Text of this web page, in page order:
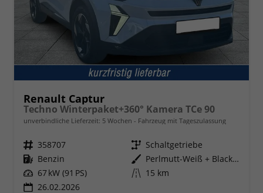
Renault Captur
Techno Winterpaket+360° Kamera TCe 90
unverbindliche Lieferzeit: 5 Wochen Fahrzeug mit Tageszulassung
Fahrzeugnr. 358707 Getriebe Schaltgetriebe
Kraftstoff Benzin Außenfarbe
Perlmutt-Weiß + Black-Pearl-Sch
Leistung 67 kW (91 PS) Kilometerstand 15 km
26.02.2026